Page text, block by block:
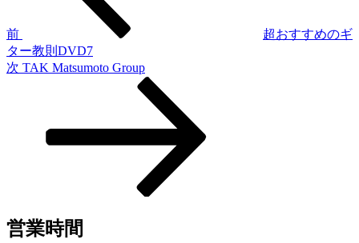
ゲ
ー
前
超おすすめのギ
ター教則DVD7
次
次 TAK Matsumoto Group
営業時間